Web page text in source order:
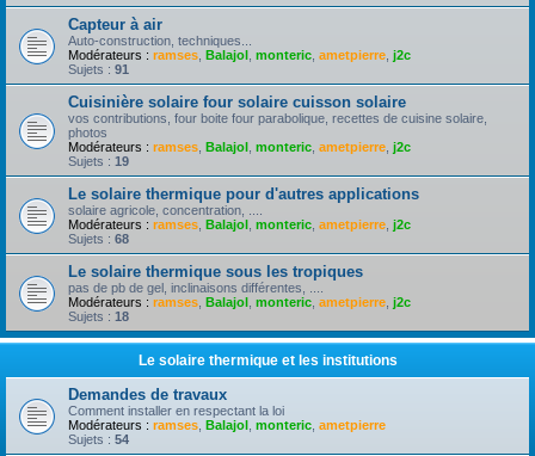
Capteur à air
Auto-construction, techniques...
Modérateurs : ramses Balajol monteric ametpierre j2c
Sujets : 91
Cuisinière solaire four solaire cuisson solaire
vos contributions, four boite four parabolique, recettes de cuisine solaire,
photos
Modérateurs : ramses Balajol monteric ametpierre j2c
Sujets : 19
Le solaire thermique pour d'autres applications
solaire agricole, concentration, ....
Modérateurs : ramses Balajol monteric ametpierre j2c
Sujets : 68
Le solaire thermique sous les tropiques
pas de pb de gel, inclinaisons différentes, ....
Modérateurs : ramses Balajol monteric ametpierre j2c
Sujets : 18
Le solaire thermique et les institutions
Demandes de travaux
Comment installer en respectant la loi
Modérateurs : ramses Balajol monteric ametpierre
Sujets : 54